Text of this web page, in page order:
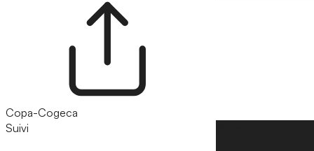
Copa-Cogeca
Suivi